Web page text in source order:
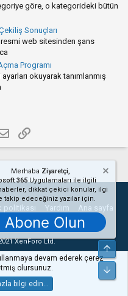
göre, o kategorideki bütün
Sonuçları
resmi web sitesinden şans
Programı
okuyarak tanımlanmış
E-posta
politikası Yardım Ana sayfa
XenForo Ltd.
Merhaba Ziyaretçi,
365Uygulamaları ile ilgili
dikkat çekici konular, ilgi
takip edeceğiniz yazılar için.
Abone Olun
devam ederek çerez
olursunuz.
bilgi edin…
Üst
Alt